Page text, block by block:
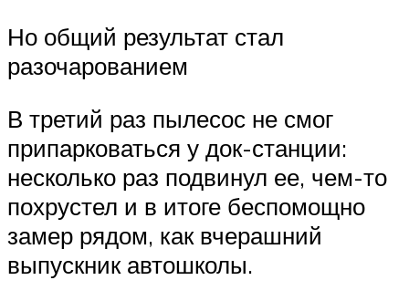
Но общий результат стал
разочарованием
В третий раз пылесос не смог
припарковаться у док-станции:
несколько раз подвинул ее, чем-то
похрустел и в итоге беспомощно
замер рядом, как вчерашний
выпускник автошколы.